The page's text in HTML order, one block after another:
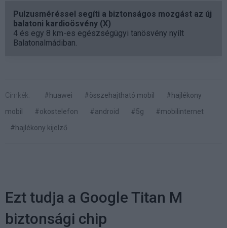
Pulzusméréssel segíti a biztonságos mozgást az új
balatoni kardioösvény (X)
4 és egy 8 km-es egészségügyi tanösvény nyílt
Balatonalmádiban.
Címkék: #huawei #összehajtható mobil
#hajlékony
mobil
#okostelefon #android #5g
#mobilinternet
#hajlékony kijelző
Ezt tudja a Google Titan M
biztonsági chip